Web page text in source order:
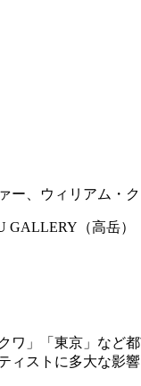
ー、ウィリアム・
GALLERY（高岳）
ワ」「東京」など
ィストに多大な影響